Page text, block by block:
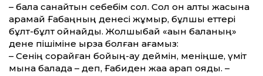
– бала санайтын себебім сол. Сол он алты жасына
қарамай Ғабаңның денесі жұмыр, бұлшық еттері
бұлт-бұлт ойнайды. Жолшыбай «ақын баланың»
дене пішіміне ырза болған ағамыз:
– Сенің сорайған бойың-ау деймін, меніңше, үміт
мына балада – деп, Ғабиден жаққа қарап қояды. –